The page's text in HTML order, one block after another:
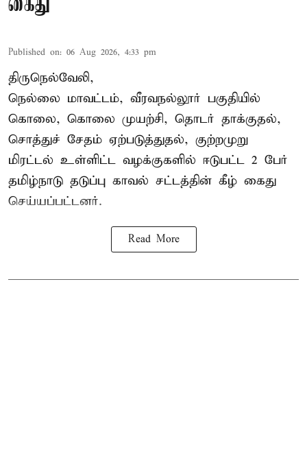
கைது
Published on: 06 Aug 2026, 4:33 pm
திருநெல்வேலி,
நெல்லை மாவட்டம், வீரவநல்லூர் பகுதியில்
கொலை, கொலை முயற்சி, தொடர் தாக்குதல்,
சொத்துச் சேதம் ஏற்படுத்துதல், குற்றமுறு
மிரட்டல் உள்ளிட்ட வழக்குகளில் ஈடுபட்ட 2 பேர்
தமிழ்நாடு தடுப்பு காவல் சட்டத்தின் கீழ் கைது
செய்யப்பட்டனர்.
Read More